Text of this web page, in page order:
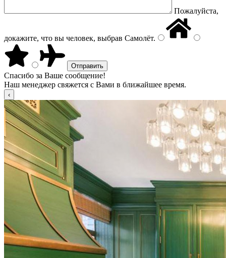
Пожалуйста,
докажите, что вы человек, выбрав Самолёт.
Спасибо за Ваше сообщение!
Наш менеджер свяжется с Вами в ближайшее время.